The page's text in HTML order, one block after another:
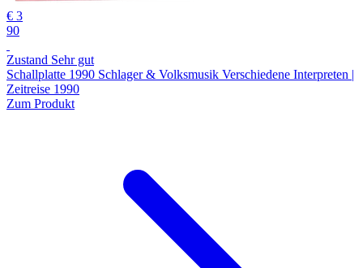
€ 3
90
Zustand Sehr gut
Schallplatte 1990 Schlager & Volksmusik Verschiedene Interpreten |
Zeitreise 1990
Zum Produkt